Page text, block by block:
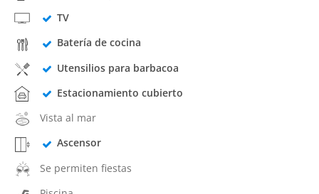
TV
Batería de cocina
Utensilios para barbacoa
Estacionamiento cubierto
Vista al mar
Ascensor
Se permiten fiestas